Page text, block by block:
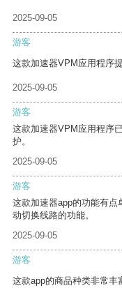
2025-09-05
游客
这款加速器VPM应用程序
2025-09-05
游客
这款加速器VPM应用程序
护。
2025-09-05
游客
这款加速器app的功能有点
动切换线路的功能。
2025-09-05
游客
这款app的商品种类非常丰